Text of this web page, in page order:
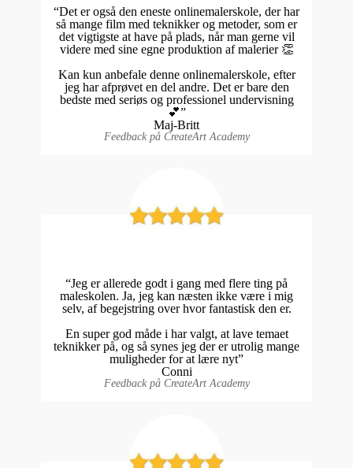
“Det er også den eneste onlinemalerskole, der har
så mange film med teknikker og metoder, som er
det vigtigste at have på plads, når man gerne vil
videre med sine egne produktion af malerier 👏
Kan kun anbefale denne onlinemalerskole, efter
jeg har afprøvet en del andre. Det er bare den
bedste med seriøs og professionel undervisning
💕”
Maj-Britt
Feedback på CreateArt Academy
“Jeg er allerede godt i gang med flere ting på
maleskolen. Ja, jeg kan næsten ikke være i mig
selv, af begejstring over hvor fantastisk den er.
En super god måde i har valgt, at lave temaet
teknikker på, og så synes jeg der er utrolig mange
muligheder for at lære nyt”
Conni
Feedback på CreateArt Academy